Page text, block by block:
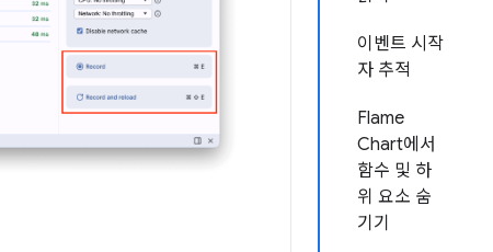
이벤트 시작
자 추적
Flame
Chart에서
함수 및 하
위 요소 숨
기기